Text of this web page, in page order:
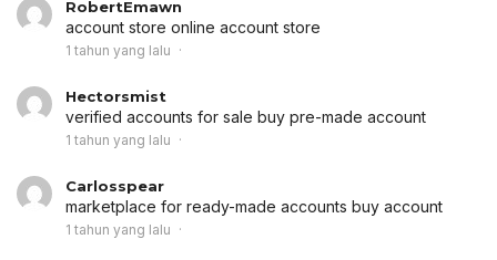
RobertEmawn
account store online account store
1 tahun yang lalu
Hectorsmist
verified accounts for sale buy pre-made account
1 tahun yang lalu
Carlosspear
marketplace for ready-made accounts buy account
1 tahun yang lalu